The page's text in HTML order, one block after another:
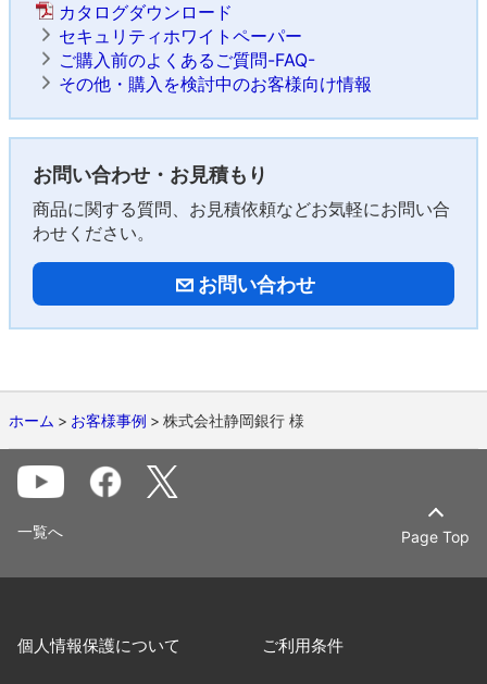
カタログダウンロード
セキュリティホワイトペーパー
ご購入前のよくあるご質問-FAQ-
その他・購入を検討中のお客様向け情報
お問い合わせ・お見積もり
商品に関する質問、お見積依頼などお気軽にお問い合
わせください。
お問い合わせ
ホーム お客様事例 株式会社静岡銀行 様
Page Top
一覧へ
個人情報保護について ご利用条件